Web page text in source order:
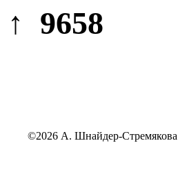
↑ 9658
©2026 А. Шнайдер-Стремякова